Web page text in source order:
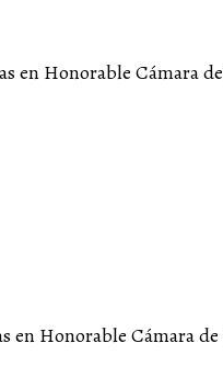
en Honorable Cámara
en Honorable Cámara